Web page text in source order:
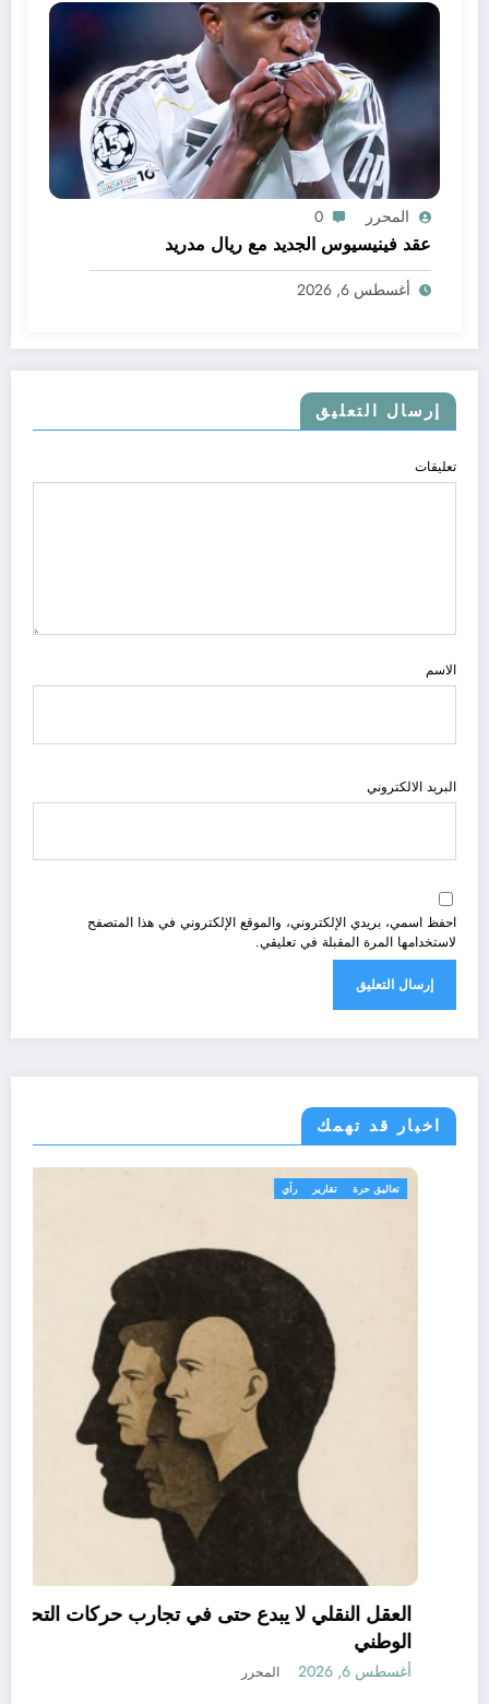
المحرر 0
عقد فينيسيوس الجديد مع ريال مدريد
أغسطس 6, 2026
إرسال التعليق
تعليقات
الاسم
البريد الالكتروني
احفظ اسمي، بريدي الإلكتروني، والموقع الإلكتروني في هذا المتصفح
لاستخدامها المرة المقبلة في تعليقي.
اخبار قد تهمك
الجزائر الحدث مجتمع
06 وفيات و إصابة 25 جريح في حادث مرور